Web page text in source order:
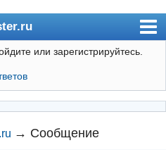
или зарегистрируйтесь.
→ Сообщение